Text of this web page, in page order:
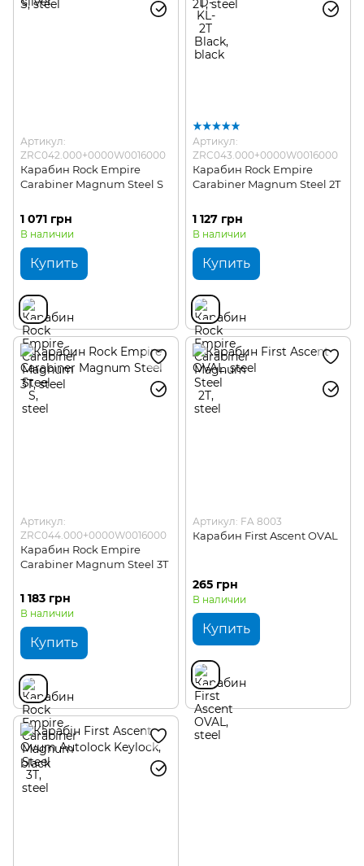
Артикул:
ZRC042.000+0000W0016000
Карабин Rock Empire
Carabiner Magnum Steel S
1 071 грн
В наличии
Купить
Артикул:
ZRC043.000+0000W0016000
Карабин Rock Empire
Carabiner Magnum Steel 2T
1 127 грн
В наличии
Купить
Артикул:
ZRC044.000+0000W0016000
Карабин Rock Empire
Carabiner Magnum Steel 3T
1 183 грн
В наличии
Купить
Артикул: FA 8003
Карабин First Ascent OVAL
265 грн
В наличии
Купить